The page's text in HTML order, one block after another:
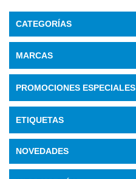
CATEGORÍAS
MARCAS
PROMOCIONES ESPECIALES
ETIQUETAS
NOVEDADES